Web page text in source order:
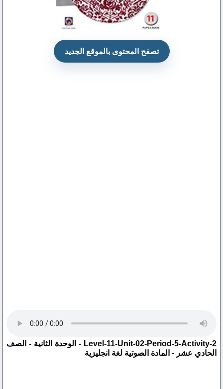
تصفح المحتوى بالموقع الجديد
Level-11-Unit-02-Period-5-Activity-2 - الوحدة الثانية - الصف
الحادي عشر - المادة الصوتية لغة انجليزية